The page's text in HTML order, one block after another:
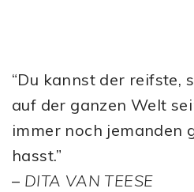
“Du kannst der reifste,
auf der ganzen Welt
immer noch jemanden
hasst.”
– DITA VAN TEESE